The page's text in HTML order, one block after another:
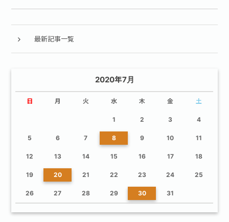
最新記事一覧
2020年7月
日 月 火 水 木 金 土
1 2 3 4
5 6 7 8 9 10 11
12 13 14 15 16 17 18
19 20 21 22 23 24 25
26 27 28 29 30 31